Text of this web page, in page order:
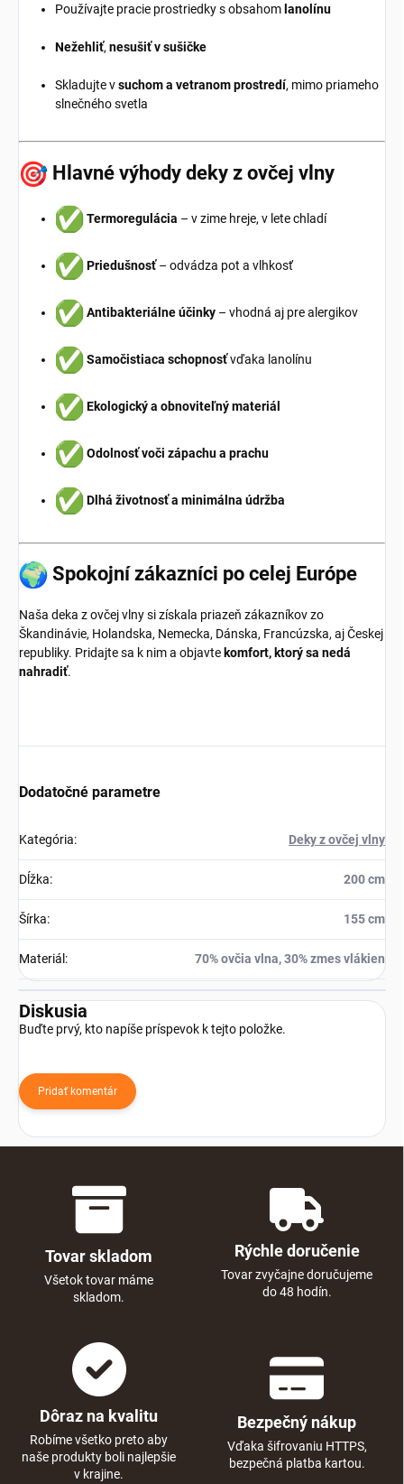
Používajte pracie prostriedky s obsahom lanolínu
Nežehliť, nesušiť v sušičke
Skladujte vsuchom a vetranom prostredí, mimo priameho
slnečného svetla
Hlavné výhody deky z ovčej vlny
Termoregulácia – v zime hreje, v lete chladí
Priedušnosť – odvádza pot a vlhkosť
Antibakteriálne účinky – vhodná aj pre alergikov
Samočistiaca schopnosťvďaka lanolínu
Ekologický a obnoviteľný materiál
Odolnosť voči zápachu a prachu
Dlhá životnosť a minimálna údržba
Spokojní zákazníci po celej Európe
Naša deka z ovčej vlny si získala priazeň zákazníkov zo
Škandinávie, Holandska, Nemecka, Dánska, Francúzska, aj Českej
republiky. Pridajte sa k nim a objavte komfort, ktorý sa nedá
nahradiť.
Dodatočné parametre
Kategória: Deky z ovčej vlny
Dĺžka: 200 cm
Šírka: 155 cm
Materiál : 70% ovčia vlna, 30% zmes vlákien
Diskusia
Buďte prvý, kto napíše príspevok k tejto položke.
Pridať komentár
Tovar skladom
Všetok tovar máme
skladom.
Rýchle doručenie
Tovar zvyčajne doručujeme
do 48 hodín.
Dôraz na kvalitu
Robíme všetko preto aby
naše produkty boli najlepšie
v krajine.
Bezpečný nákup
Vďaka šifrovaniu HTTPS,
bezpečná platba kartou.